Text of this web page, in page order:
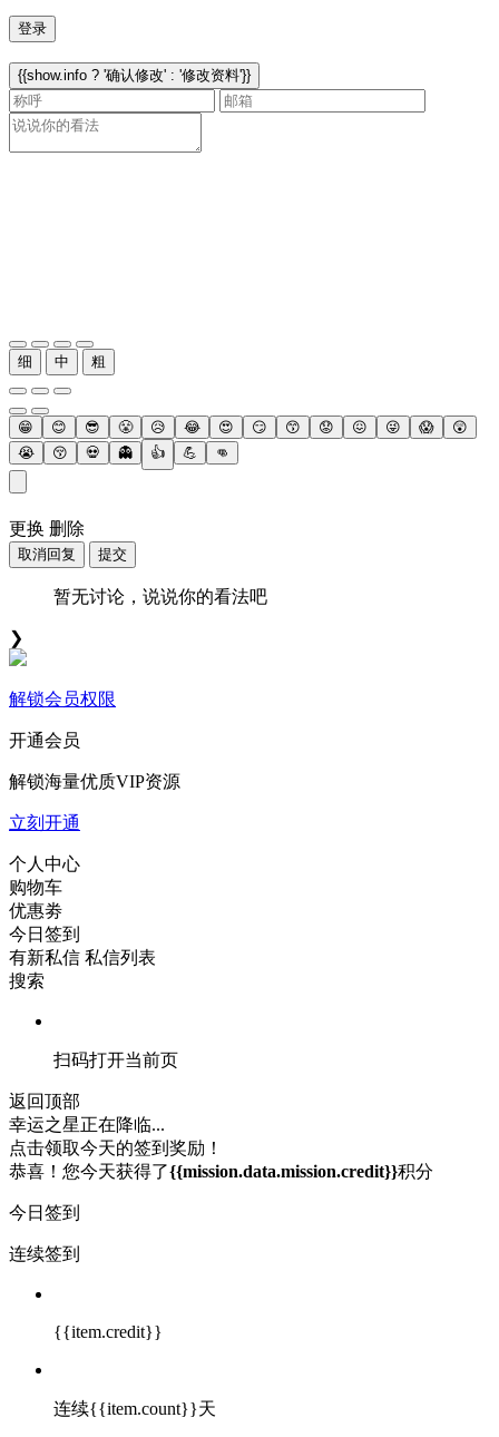
登录
{{show.info ? '确认修改' : '修改资料'}}
细 中 粗
😁 😊 😎 😤 😥 😂 😍 😏 😙 😟 😖 😜 😱
😲
😭
😚 💀 👻 👍 💪 👊
更换 删除
取消回复 提交
暂无讨论，说说你的看法吧
❯
解锁会员权限
开通会员
解锁海量优质VIP资源
立刻开通
个人中心
购物车
优惠劵
今日签到
有新私信 私信列表
搜索
扫码打开当前页
返回顶部
幸运之星正在降临...
点击领取今天的签到奖励！
恭喜！您今天获得了{{mission.data.mission.credit}}积分
今日签到
连续签到
{{item.credit}}
连续{{item.count}}天